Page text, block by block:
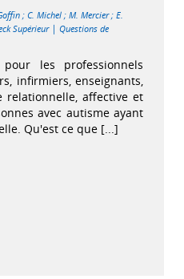
; C. Michel ; M. Mercier; E.
Supérieur| Questions de
les professionnels
infirmiers, enseignants,
affective et
avec autisme ayant
Qu'est ce que [...]